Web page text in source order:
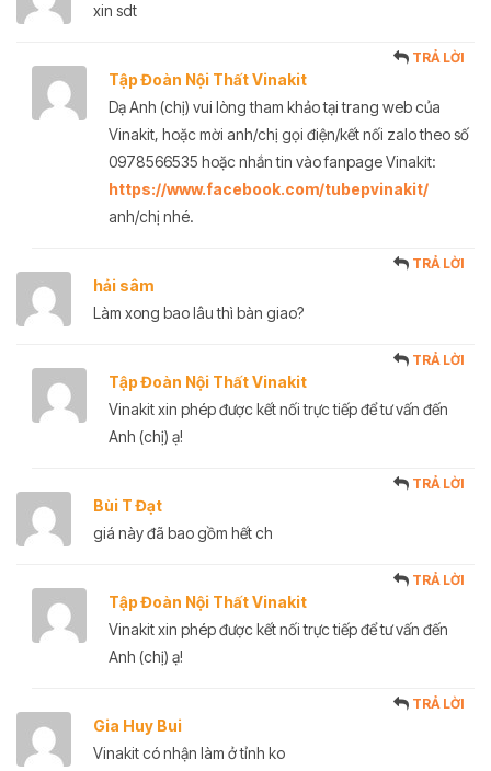
xin sdt
Tập Đoàn Nội Thất Vinakit
TRẢ LỜI
Dạ Anh (chị) vui lòng tham khảo tại trang web của
Vinakit, hoặc mời anh/chị gọi điện/kết nối zalo theo số
0978566535 hoặc nhắn tin vào fanpage Vinakit:
https://www.facebook.com/tubepvinakit/
anh/chị nhé.
hải sâm
TRẢ LỜI
Làm xong bao lâu thì bàn giao?
Tập Đoàn Nội Thất Vinakit
TRẢ LỜI
Vinakit xin phép được kết nối trực tiếp để tư vấn đến
Anh (chị) ạ!
Bùi T Đạt
TRẢ LỜI
giá này đã bao gồm hết ch
Tập Đoàn Nội Thất Vinakit
TRẢ LỜI
Vinakit xin phép được kết nối trực tiếp để tư vấn đến
Anh (chị) ạ!
Gia Huy Bui
TRẢ LỜI
Vinakit có nhận làm ở tỉnh ko